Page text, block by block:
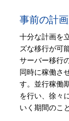
事前の計
十分な計画を
ズな移行が可
サーバー移行
同時に稼働さ
す。並行稼働
を行い、徐々
いく期間のこ